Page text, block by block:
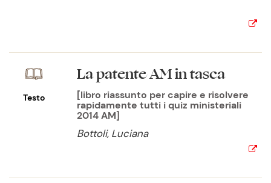
Testo
La patente AM in tasca
[libro riassunto per capire e risolvere
rapidamente tutti i quiz ministeriali
2014 AM]
Bottoli, Luciana